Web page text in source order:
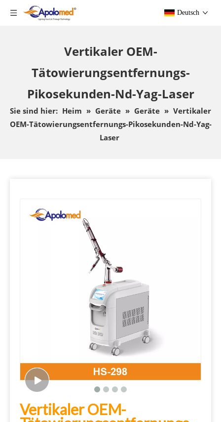
Deutsch
Vertikaler OEM-
Tätowierungsentfernungs-
Pikosekunden-Nd-Yag-Laser
Sie sind hier: Heim » Geräte » Geräte » Vertikaler
OEM-Tätowierungsentfernungs-Pikosekunden-Nd-Yag-
Laser
Vertikaler OEM-